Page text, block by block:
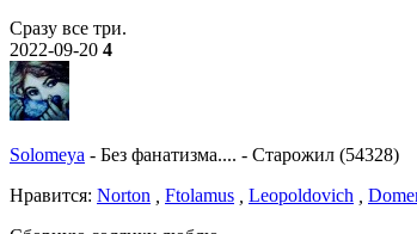
Сразу все три.
2022-09-20 4
Solomeya - Без фанатизма.... - Старожил (54328)
Нравитcя: Norton , Ftolamus , Leopoldovich ,